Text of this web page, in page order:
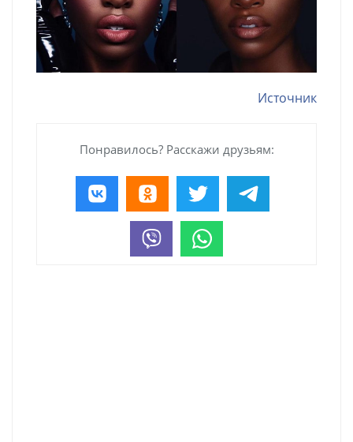
Источник
Понравилось? Расскажи друзьям: